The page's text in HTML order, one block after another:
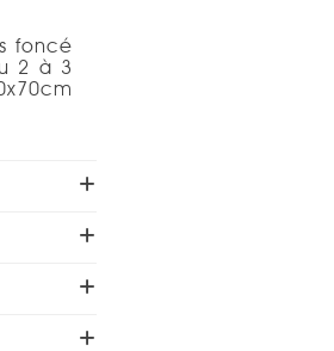
foncé
2 à 3